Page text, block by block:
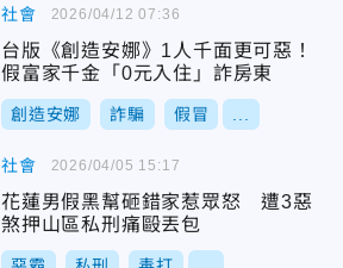
社會
台版《創造安娜》1人千面更可惡！
假富家千金「0元入住」詐房東
創造安娜 詐騙 假冒
2026/04/12 07:36
社會
花蓮男假黑幫砸錯家惹眾怒 遭3惡
煞押山區私刑痛毆丟包
2026/04/05 15:17